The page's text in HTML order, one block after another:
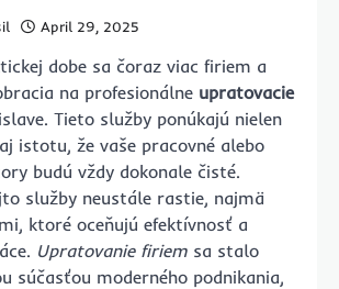
April 29, 2025
dobe sa čoraz viac firiem a
na profesionálne upratovacie
Tieto služby ponúkajú nielen
istotu, že vaše pracovné alebo
budú vždy dokonale čisté.
služby neustále rastie, najmä
ktoré oceňujú efektívnosť a
Upratovanie firiem sa stalo
súčasťou moderného podnikania,